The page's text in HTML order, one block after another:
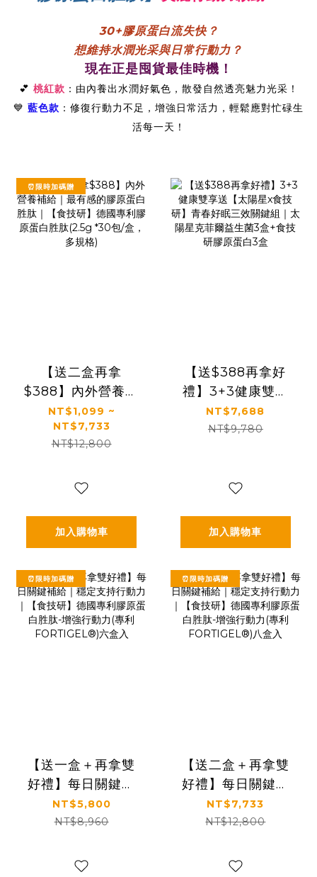
30+膠原蛋白流失快？
想維持水潤光采與日常行動力？
現在正是囤貨最佳時機！
💕 桃紅款 ：由內養出水潤好氣色，散發自然透亮魅力光采！
💙 藍色款 ：修復行動力不足，增強日常活力，輕鬆應對忙碌生
活每一天！
⏰限時加碼贈
【送二盒再拿
$388】內外營養補
給｜最有感的膠原
蛋白胜肽｜【食技
研】德國專利膠原
包/盒，多規格)
NT$1,099 ~
NT$7,733
NT$12,800
加入購物車
【送$388再拿好
禮】3+3健康雙享
送【太陽星x食技
研】青春好眠三效
技研膠原蛋白3盒
NT$7,688
NT$9,780
加入購物車
⏰限時加碼贈
【送一盒＋再拿雙
好禮】每日關鍵補
給｜穩定支持行動
力｜【食技研】德
肽-增強行動力(專利
NT$5,800
NT$8,960
⏰限時加碼贈
【送二盒＋再拿雙
好禮】每日關鍵補
給｜穩定支持行動
力｜【食技研】德
肽-增強行動力(專利
NT$7,733
NT$12,800